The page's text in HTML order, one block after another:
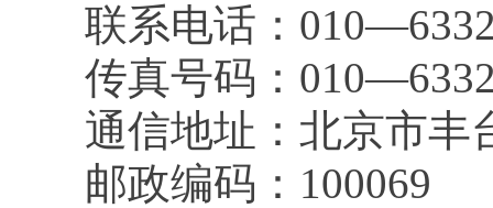
联系电话：
传真号码：
通信地址：北京市
邮政编码：100069